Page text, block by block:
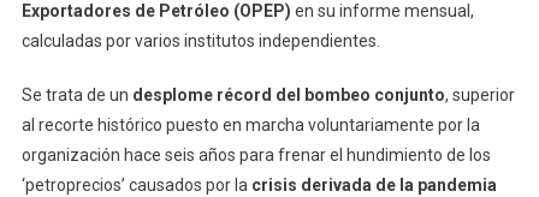
Exportadores de Petróleo (OPEP) en su informe mensual,
calculadas por varios institutos independientes.
Se trata de un desplome récord del bombeo conjunto, superior
al recorte histórico puesto en marcha voluntariamente por la
organización hace seis años para frenar el hundimiento de los
‘petroprecios’ causados por la crisis derivada de la pandemia